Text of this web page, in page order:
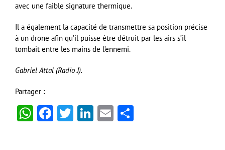
avec une faible signature thermique.
Il a également la capacité de transmettre sa position précise
à un drone afin qu’il puisse être détruit par les airs s’il
tombait entre les mains de l’ennemi.
Gabriel Attal (Radio J).
Partager :
WhatsApp
Facebook
Twitter
LinkedIn
Email